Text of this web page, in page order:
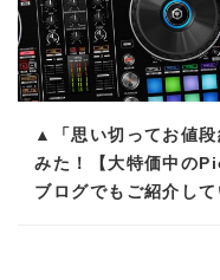
▲「思い切ってお値
みた！【大特価中の
ブログでもご紹介して